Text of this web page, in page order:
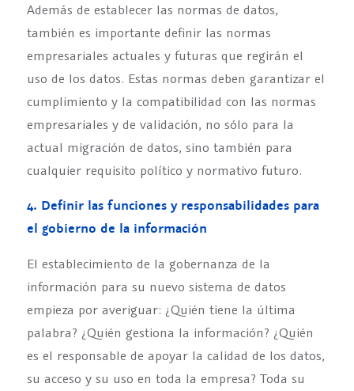
Además de establecer las normas de datos,
también es importante definir las normas
empresariales actuales y futuras que regirán el
uso de los datos. Estas normas deben garantizar el
cumplimiento y la compatibilidad con las normas
empresariales y de validación, no sólo para la
actual migración de datos, sino también para
cualquier requisito político y normativo futuro.
4. Definir las funciones y responsabilidades para
el gobierno de la información
El establecimiento de la gobernanza de la
información para su nuevo sistema de datos
empieza por averiguar: ¿Quién tiene la última
palabra? ¿Quién gestiona la información? ¿Quién
es el responsable de apoyar la calidad de los datos,
su acceso y su uso en toda la empresa? Toda su